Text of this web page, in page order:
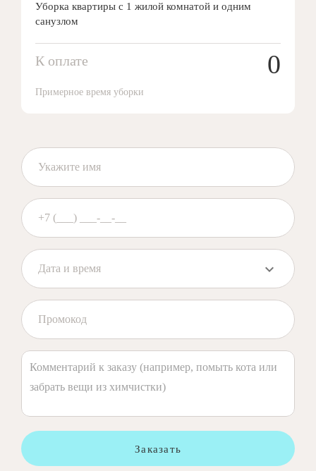
Уборка квартиры с 1 жилой комнатой и одним
санузлом
К оплате 0
Примерное время уборки
Заказать